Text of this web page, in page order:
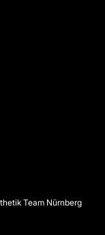
Team Nürnberg